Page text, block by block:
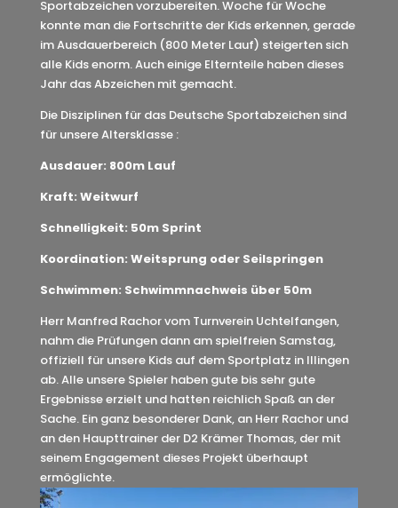
Sportabzeichen vorzubereiten. Woche für Woche
konnte man die Fortschritte der Kids erkennen, gerade
im Ausdauerbereich (800 Meter Lauf) steigerten sich
alle Kids enorm. Auch einige Elternteile haben dieses
Jahr das Abzeichen mit gemacht.
Die Disziplinen für das Deutsche Sportabzeichen sind
für unsere Altersklasse :
Ausdauer: 800m Lauf
Kraft: Weitwurf
Schnelligkeit: 50m Sprint
Koordination: Weitsprung oder Seilspringen
Schwimmen: Schwimmnachweis über 50m
Herr Manfred Rachor vom Turnverein Uchtelfangen,
nahm die Prüfungen dann am spielfreien Samstag,
offiziell für unsere Kids auf dem Sportplatz in Illingen
ab. Alle unsere Spieler haben gute bis sehr gute
Ergebnisse erzielt und hatten reichlich Spaß an der
Sache. Ein ganz besonderer Dank, an Herr Rachor und
an den Haupttrainer der D2 Krämer Thomas, der mit
seinem Engagement dieses Projekt überhaupt
ermöglichte.